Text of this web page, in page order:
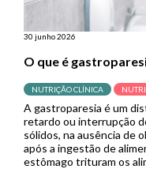
30 junho 2026
O que é
NUTRIÇÃO CLÍNICA
A gastroparesia é um
retardo ou interrupção
sólidos, na ausência de
após a ingestão de
estômago trituram os